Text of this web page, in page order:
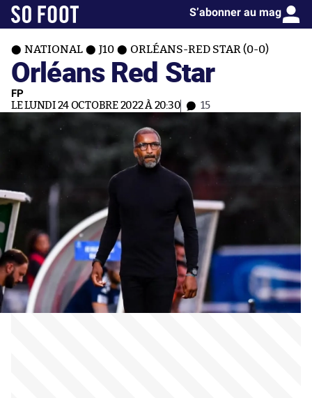
S’abonner au mag
NATIONAL J10 ORLÉANS-RED STAR (0-0)
Orléans Red Star
FP
LE LUNDI 24 OCTOBRE 2022 À 20:30 15